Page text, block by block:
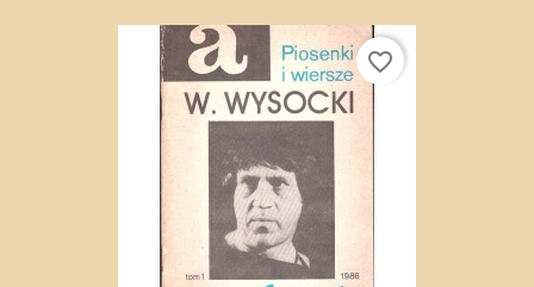
favorite_border